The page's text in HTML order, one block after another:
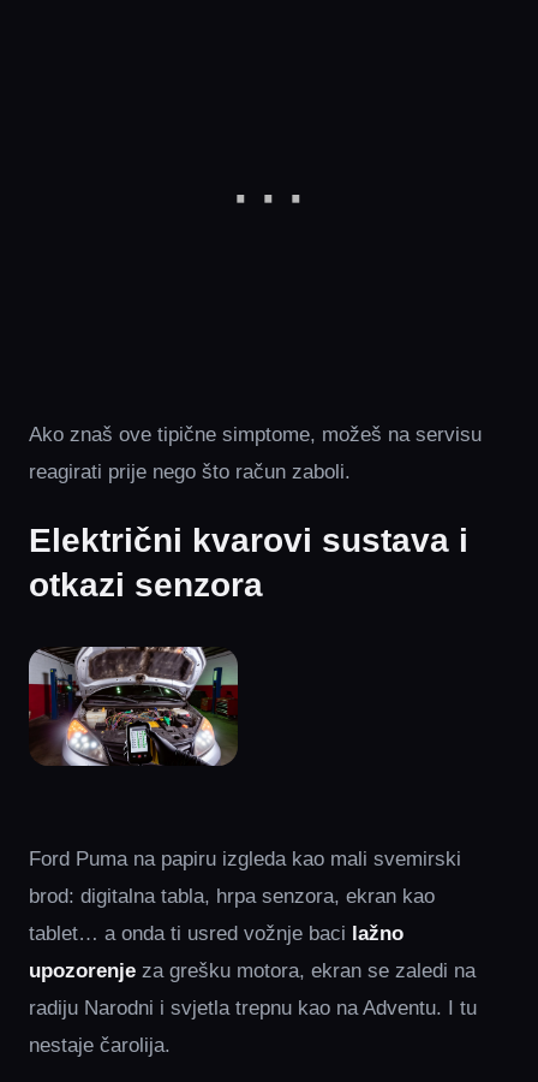
Ako znaš ove tipične simptome, možeš na servisu
reagirati prije nego što račun zaboli.
Električni kvarovi sustava i
otkazi senzora
Ford Puma na papiru izgleda kao mali svemirski
brod: digitalna tabla, hrpa senzora, ekran kao
tablet… a onda ti usred vožnje baci lažno
upozorenje za grešku motora, ekran se zaledi na
radiju Narodni i svjetla trepnu kao na Adventu. I tu
nestaje čarolija.